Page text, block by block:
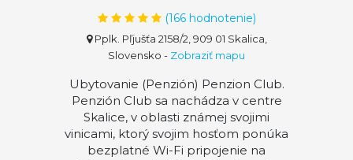
(166hodnotenie)
Pplk. Pľjušťa 2158/2, 909 01 Skalica,
Slovensko - Zobraziť mapu
Ubytovanie (Penzión) Penzion Club.
Penzión Club sa nachádza v centre
Skalice, v oblasti známej svojimi
vinicami, ktorý svojim hosťom ponúka
bezplatné Wi-Fi pripojenie na